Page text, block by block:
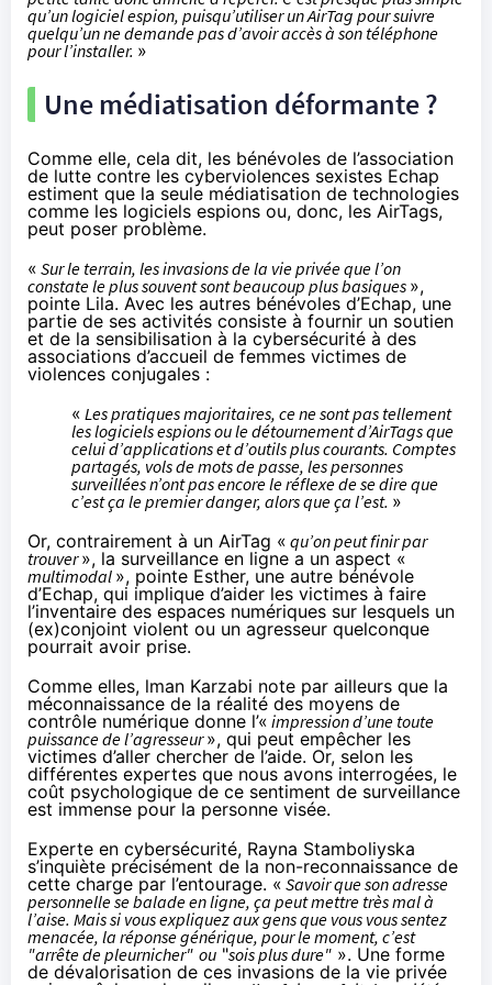
qu’un logiciel espion, puisqu’utiliser un AirTag pour suivre
quelqu’un ne demande pas d’avoir accès à son téléphone
pour l’installer. »
Une médiatisation déformante ?
Comme elle, cela dit, les bénévoles de l’association
de lutte contre les cyberviolences sexistes Echap
estiment que la seule médiatisation de technologies
comme les logiciels espions ou, donc, les AirTags,
peut poser problème.
« Sur le terrain, les invasions de la vie privée que l’on
constate le plus souvent sont beaucoup plus basiques »,
pointe Lila. Avec les autres bénévoles d’Echap, une
partie de ses activités consiste à fournir un soutien
et de la sensibilisation à la cybersécurité à des
associations d’accueil de femmes victimes de
violences conjugales :
« Les pratiques majoritaires, ce ne sont pas tellement
les logiciels espions ou le détournement d’AirTags que
celui d’applications et d’outils plus courants. Comptes
partagés, vols de mots de passe, les personnes
surveillées n’ont pas encore le réflexe de se dire que
c’est ça le premier danger, alors que ça l’est. »
Or, contrairement à un AirTag « qu’on peut finir par
trouver», la surveillance en ligne a un aspect «
multimodal », pointe Esther, une autre bénévole
d’Echap, qui implique d’aider les victimes à faire
l’inventaire des espaces numériques sur lesquels un
(ex)conjoint violent ou un agresseur quelconque
pourrait avoir prise.
Comme elles, lman Karzabi note par ailleurs que la
méconnaissance de la réalité des moyens de
contrôle numérique donne l’« impression d’une toute
puissance de l’agresseur», qui peut empêcher les
victimes d’aller chercher de l’aide. Or, selon les
différentes expertes que nous avons interrogées, le
coût psychologique de ce sentiment de surveillance
est immense pour la personne visée.
Experte en cybersécurité, Rayna Stamboliyska
s’inquiète précisément de la non-reconnaissance de
cette charge par l’entourage. « Savoir que son adresse
personnelle se balade en ligne, ça peut mettre très mal à
l’aise. Mais si vous expliquez aux gens que vous vous sentez
menacée, la réponse générique, pour le moment, c’est
"arrête de pleurnicher" ou "sois plus dure" ». Une forme
de dévalorisation de ces invasions de la vie privée